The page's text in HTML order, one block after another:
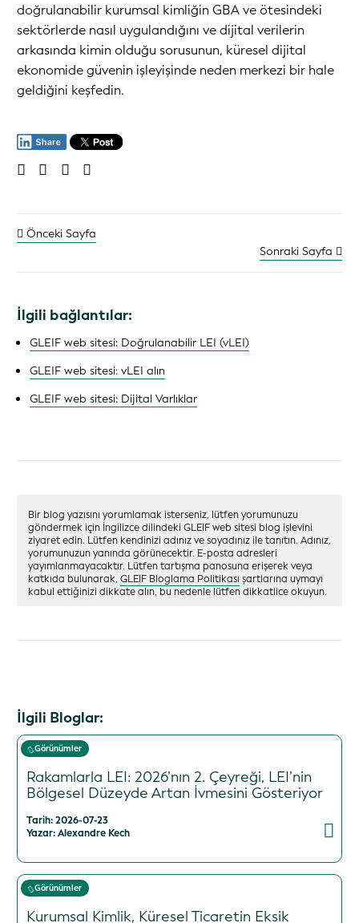
doğrulanabilir kurumsal kimliğin GBA ve ötesindeki
sektörlerde nasıl uygulandığını ve dijital verilerin
arkasında kimin olduğu sorusunun, küresel dijital
ekonomide güvenin işleyişinde neden merkezi bir hale
geldiğini keşfedin.
Önceki Sayfa
Sonraki Sayfa
İlgili bağlantılar:
GLEIF web sitesi: Doğrulanabilir LEI (vLEI)
GLEIF web sitesi: vLEI alın
GLEIF web sitesi: Dijital Varlıklar
Bir blog yazısını yorumlamak isterseniz, lütfen yorumunuzu
göndermek için İngilizce dilindeki GLEIF web sitesi blog işlevini
ziyaret edin. Lütfen kendinizi adınız ve soyadınız ile tanıtın. Adınız,
yorumunuzun yanında görünecektir. E-posta adresleri
yayımlanmayacaktır. Lütfen tartışma panosuna erişerek veya
katkıda bulunarak, GLEIF Bloglama Politikası şartlarına uymayı
kabul ettiğinizi dikkate alın, bu nedenle lütfen dikkatlice okuyun.
İlgili Bloglar:
Görünümler
Rakamlarla LEI: 2026’nın 2. Çeyreği, LEI’nin
Bölgesel Düzeyde Artan İvmesini Gösteriyor
Tarih: 2026-07-23
Yazar: Alexandre Kech
Görünümler
Kurumsal Kimlik, Küresel Ticaretin Eksik